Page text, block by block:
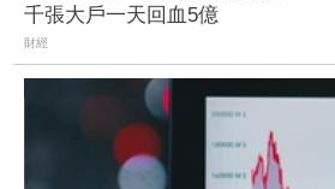
千張大戶一天回血5億
財經